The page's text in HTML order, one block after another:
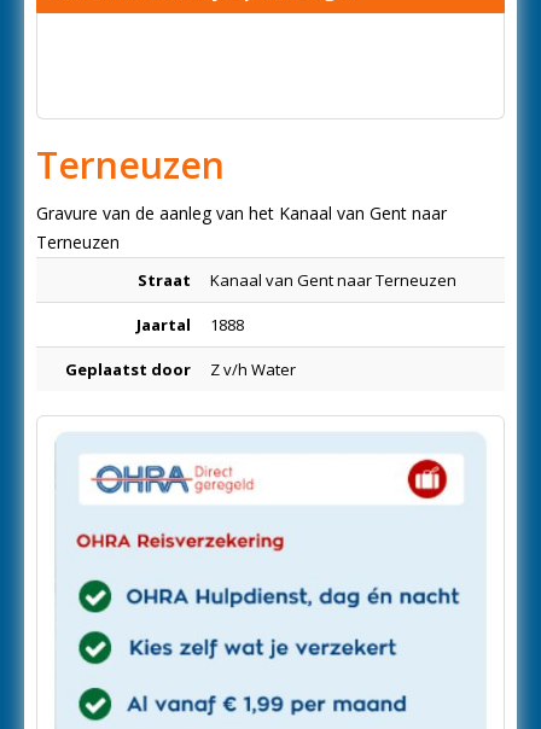
Terneuzen
Gravure van de aanleg van het Kanaal van Gent naar
Terneuzen
Straat Kanaal van Gent naar Terneuzen
Jaartal 1888
Geplaatst door Z v/h Water